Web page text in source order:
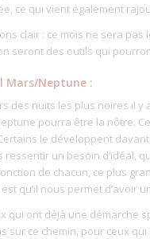
ce qui vient également
clair : ce mois ne sera
seront des outils qui
Mars/Neptune :
des nuits les plus noires il y
pourra être la nôtre.
le développent
ressentir un besoin d’idéal,
de chacun, ce plus
qu’il nous permet d’avoir
qui ont déjà une démarche
sur ce chemin, pour ceux